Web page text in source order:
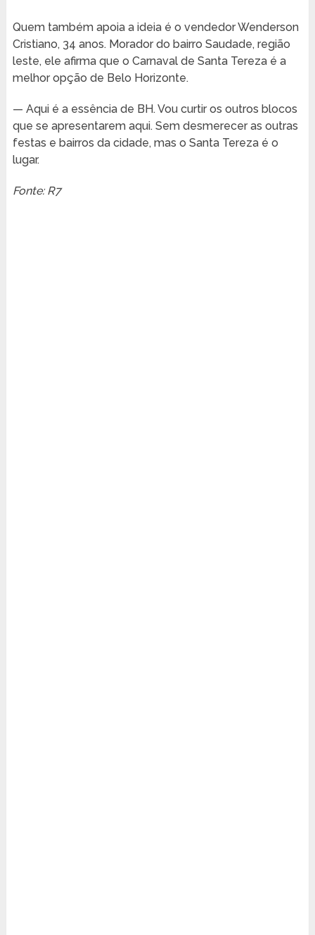
Quem também apoia a ideia é o vendedor Wenderson
Cristiano, 34 anos. Morador do bairro Saudade, região
leste, ele afirma que o Carnaval de Santa Tereza é a
melhor opção de Belo Horizonte.
— Aqui é a essência de BH. Vou curtir os outros blocos
que se apresentarem aqui. Sem desmerecer as outras
festas e bairros da cidade, mas o Santa Tereza é o
lugar.
Fonte: R7